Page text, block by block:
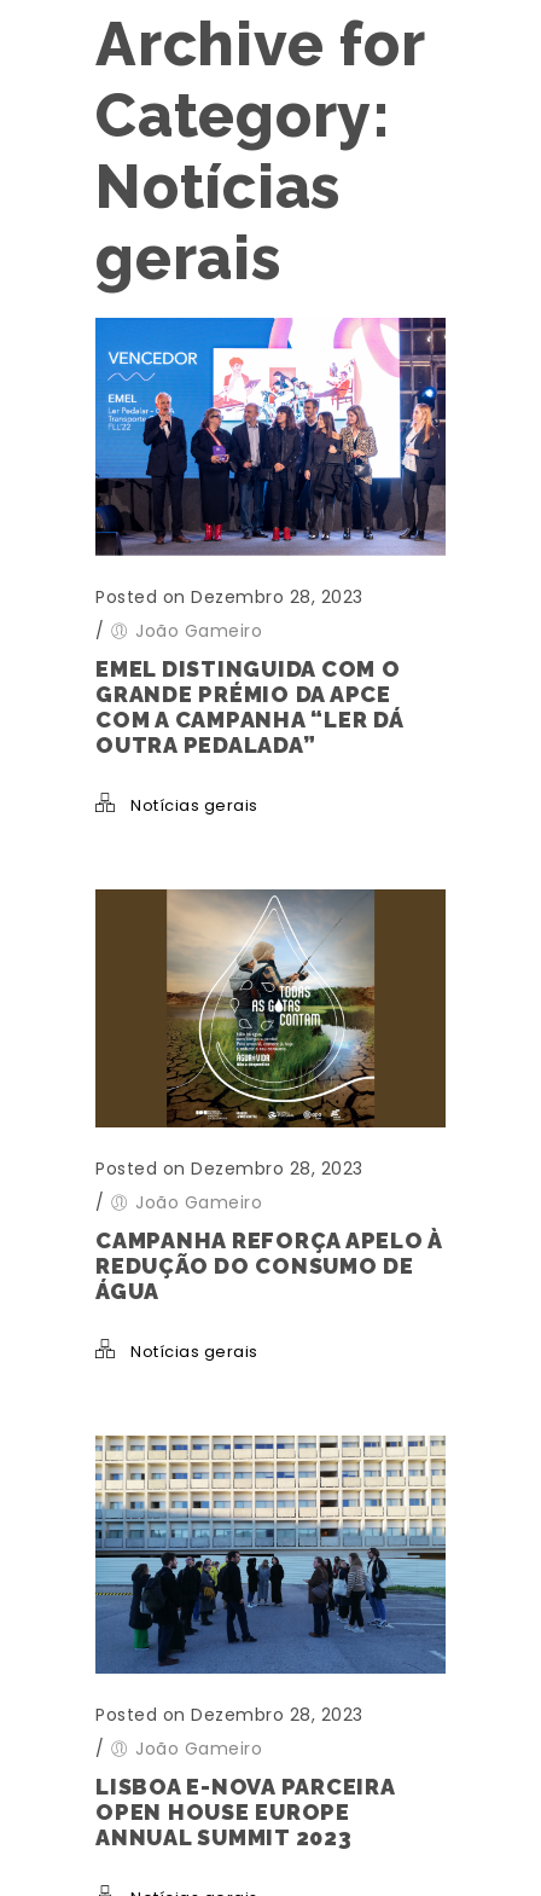
Archive for
Category:
Notícias
gerais
Posted on Dezembro 28, 2023
/
João Gameiro
EMEL DISTINGUIDA COM O
GRANDE PRÉMIO DA APCE
COM A CAMPANHA “LER DÁ
OUTRA PEDALADA”
Notícias gerais
Posted on Dezembro 28, 2023
/
João Gameiro
CAMPANHA REFORÇA APELO À
REDUÇÃO DO CONSUMO DE
ÁGUA
Notícias gerais
Posted on Dezembro 28, 2023
/
João Gameiro
LISBOA E-NOVA PARCEIRA
OPEN HOUSE EUROPE
ANNUAL SUMMIT 2023